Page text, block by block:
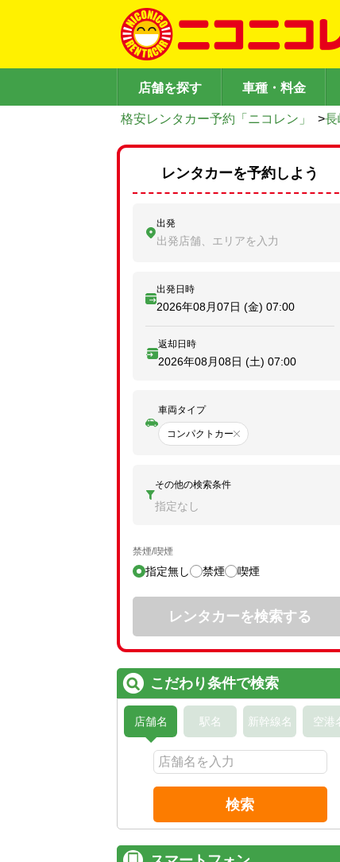
店舗を探す 車種・料金
格安レンタカー予約「ニコレン」 >長
レンタカーを予約しよう
出発
出発店舗、エリアを入力
出発日時
2026年08月07日 (金) 07:00
返却日時
2026年08月08日 (土) 07:00
車両タイプ
コンパクトカー
その他の検索条件
指定なし
禁煙/喫煙
指定無し 禁煙 喫煙
レンタカーを検索する
こだわり条件で検索
店舗名 駅名 新幹線名 空港
検索